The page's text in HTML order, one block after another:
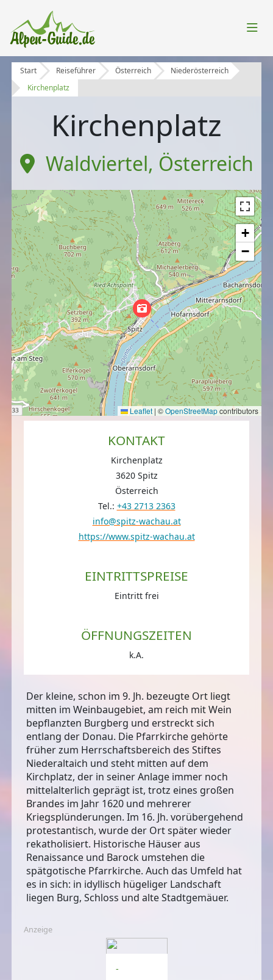
Start Reiseführer Österreich
Niederösterreich
Kirchenplatz
Kirchenplatz
Waldviertel, Österreich
+
−
Leaflet | ©OpenStreetMapcontributors
KONTAKT
Kirchenplatz
3620 Spitz
Österreich
Tel.: +43 2713 2363
info@spitz-wachau.at
https://www.spitz-wachau.at
EINTRITTSPREISE
Eintritt frei
ÖFFNUNGSZEITEN
k.A.
Der kleine, schon im 9. Jh. bezeugte Ort liegt
mitten im Weinbaugebiet, am reich mit Wein
bepflanzten Burgberg und erstreckt sich
entlang der Donau. Die Pfarrkirche gehörte
früher zum Herrschaftsbereich des Stiftes
Niederaltaich und steht mitten auf dem
Kirchplatz, der in seiner Anlage immer noch
mittelalterlich geprägt ist, trotz eines großen
Brandes im Jahr 1620 und mehrerer
Kriegsplünderungen. Im 16. Jh. vorübergehend
protestantisch, wurde der Ort später wieder
rekatholisiert. Historische Häuser aus
Renaissance und Barock umstehen die
spätgotische Pfarrkirche. Auch das Umfeld hat
es in sich: in idyllisch hügeliger Landschaft
liegen Burg, Schloss und alte Stadtgemäuer.
Anzeige
-